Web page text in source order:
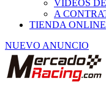
VIDEOS
A
TIENDA ONLINE
NUEVO ANUNCIO